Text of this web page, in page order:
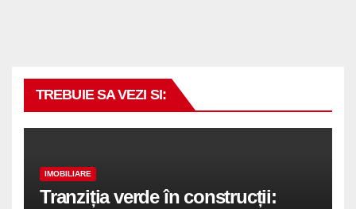
TREBUIE SA VEZI SI:
IMOBILIARE
Tranziția verde în construcții: